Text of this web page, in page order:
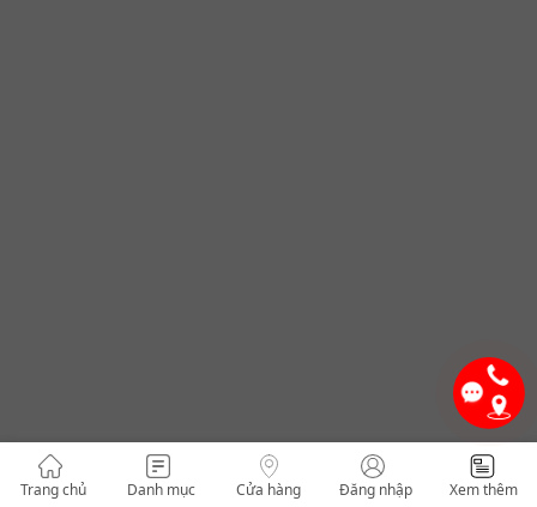
Trang chủ Danh mục Cửa hàng Đăng nhập Xem thêm